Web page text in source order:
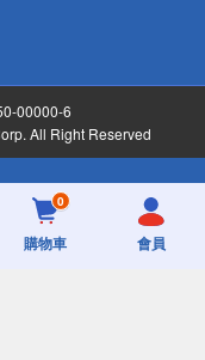
00000-6
All Right Reserved
0
購物車 會員